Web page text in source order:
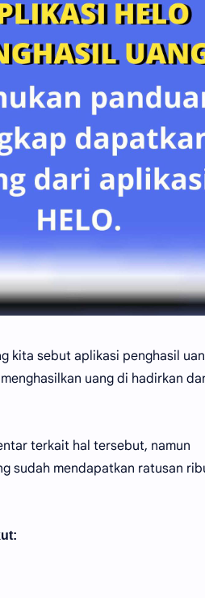
kita sebut aplikasi penghasil
uang di hadirkan
terkait hal tersebut, namun
sudah mendapatkan ratusan